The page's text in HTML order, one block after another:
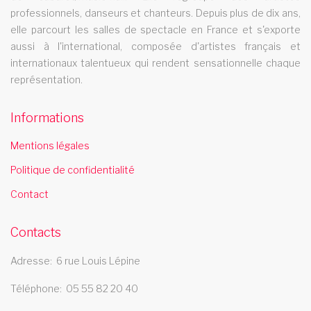
Le cabaret Les Swings se deplace dans la ville de calais
professionnels, danseurs et chanteurs. Depuis plus de dix ans,
elle parcourt les salles de spectacle en France et s'exporte
aussi à l'international, composée d'artistes français et
internationaux talentueux qui rendent sensationnelle chaque
représentation.
Informations
Mentions légales
Politique de confidentialité
Contact
Contacts
Adresse 6 rue Louis Lépine
Téléphone 05 55 82 20 40